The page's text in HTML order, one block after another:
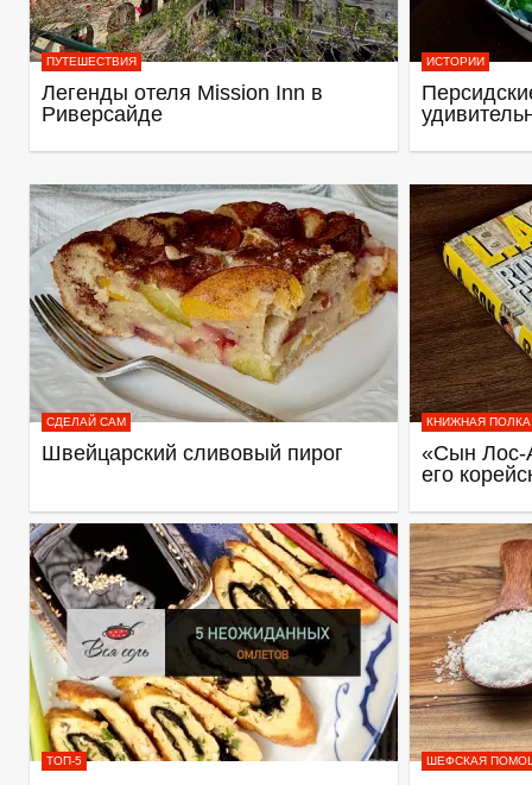
ПУТЕШЕСТВИЯ
Легенды отеля Mission Inn в
Риверсайде
ИСТОРИИ
СДЕЛАЙ САМ
Швейцарский сливовый пирог
КНИЖНАЯ ПОЛКА
«Сын Лос-
его
ТОП-5 ШЕФСКАЯ